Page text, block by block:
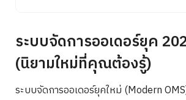
ระบบจัดการออเดอร์ยุค
(นิยามใหม่ที่คุณต้องรู้)
ระบบจัดการออเดอร์ยุคใหม่ (Modern